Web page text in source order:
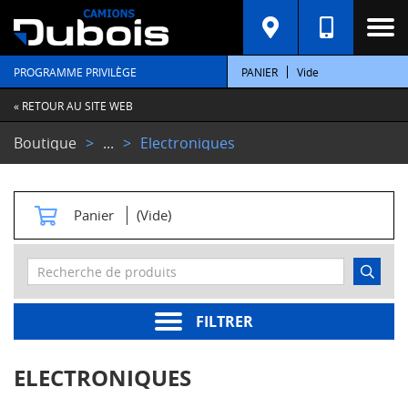
PROGRAMME PRIVILÈGE PANIER Vide
« RETOUR AU SITE WEB
Boutique ... Electroniques
Panier (Vide)
FILTRER
C
A
T
É
G
O
R
E
S
t
e
r
moteur
ELECTRONIQUES